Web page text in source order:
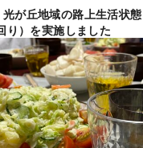
が丘地域の路上生活状
り）を実施しました